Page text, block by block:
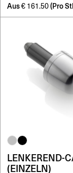
Aus € 161.50 (Pro
LENKEREND-
(EINZELN)